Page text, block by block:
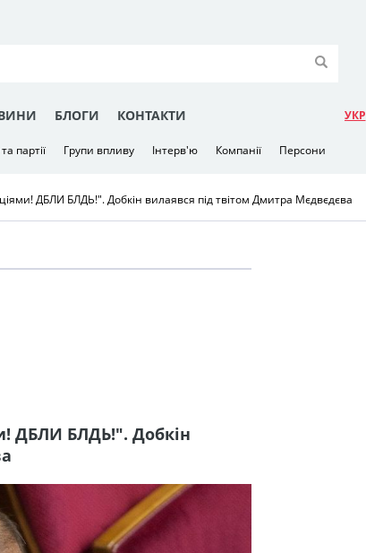
БЛОГИ КОНТАКТИ УКР
партії Групи впливу Інтерв'ю Компанії Персони
ДБЛИ БЛДЬ!". Добкін вилаявся під твітом Дмитра Мєдвєдєва
ДБЛИ БЛДЬ!". Добкін